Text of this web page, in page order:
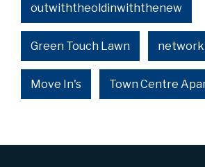
outwiththeoldinwiththenew
Green Touch Lawn
Move In's Town Centre